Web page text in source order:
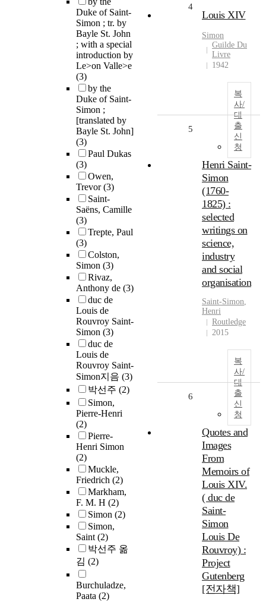
Duke of Saint-
Simon ; tr. by
Bayle St. John
; with a special
introduction by
Le>on Valle>e
(3)
by the
Duke of Saint-
Simon ;
[translated by
Bayle St. John]
(3)
Paul Dukas
(3)
Owen,
Trevor(3)
Saint-
Saëns, Camille
(3)
Trepte, Paul
(3)
Colston,
Simon (3)
Rivaz,
Anthony de (3)
duc de
Louis de
Rouvroy Saint-
Simon (3)
duc de
Louis de
Rouvroy Saint-
Simon지음 (3)
박선주 (2)
Simon,
Pierre-Henri
(2)
Pierre-
Henri Simon
(2)
Muckle,
Friedrich (2)
Markham,
F. M. H (2)
Simon (2)
Simon,
Saint(2)
박선주 옮
김 (2)
Burchuladze,
Paata (2)
4
Louis XIV
Simon
Guilde Du
Livre
1942
복
사/
대
출
신
청
5
Henri Saint-
Simon
(1760-
1825) :
selected
writings on
science,
industry
and social
organisation
Saint-Simon,
Henri
Routledge
2015
복
사/
대
출
신
청
6
Quotes and
Images
From
Memoirs of
Louis XIV.
( duc de
Saint-
Simon
Louis De
Rouvroy) :
Project
Gutenberg
[전자책]